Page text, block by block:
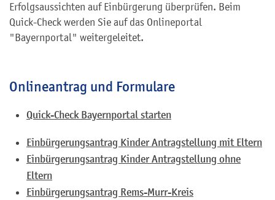
Erfolgsaussichten auf Einbürgerung überprüfen. Beim
Quick-Check werden Sie auf das Onlineportal
"Bayernportal" weitergeleitet.
Onlineantrag und Formulare
Quick-Check Bayernportal starten
Einbürgerungsantrag Kinder Antragstellung mit Eltern
Einbürgerungsantrag Kinder Antragstellung ohne
Eltern
Einbürgerungsantrag Rems-Murr-Kreis